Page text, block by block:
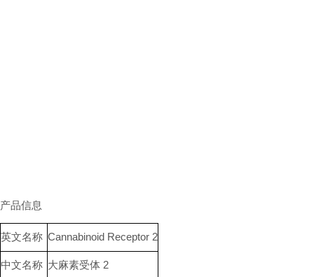
产品信息
英文名称 Cannabinoid Receptor 2
中文名称 大麻素受体 2